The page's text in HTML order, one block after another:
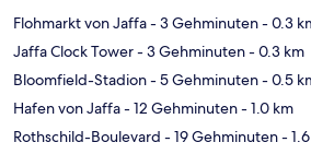
Flohmarkt von Jaffa- 3 Gehminuten- 0.3
Jaffa Clock Tower- 3 Gehminuten- 0.3 km
Bloomfield-Stadion- 5 Gehminuten- 0.5
Hafen von Jaffa- 12 Gehminuten- 1.0 km
Rothschild-Boulevard - 19 Gehminuten-